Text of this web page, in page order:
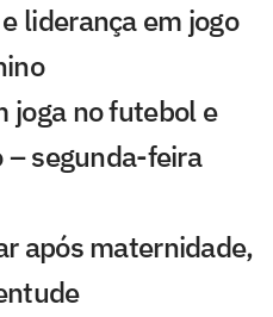
liderança em jogo
joga no futebol e
– segunda-feira
após maternidade,